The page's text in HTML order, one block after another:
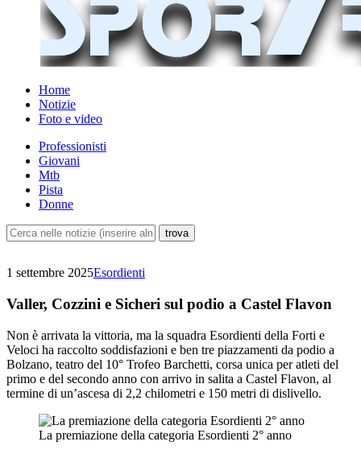
Home
Notizie
Foto e video
Professionisti
Giovani
Mtb
Pista
Donne
1 settembre 2025Esordienti
Valler, Cozzini e Sicheri sul podio a Castel Flavon
Non è arrivata la vittoria, ma la squadra Esordienti della Forti e
Veloci ha raccolto soddisfazioni e ben tre piazzamenti da podio a
Bolzano, teatro del 10° Trofeo Barchetti, corsa unica per atleti del
primo e del secondo anno con arrivo in salita a Castel Flavon, al
termine di un’ascesa di 2,2 chilometri e 150 metri di dislivello.
La premiazione della categoria Esordienti 2° anno